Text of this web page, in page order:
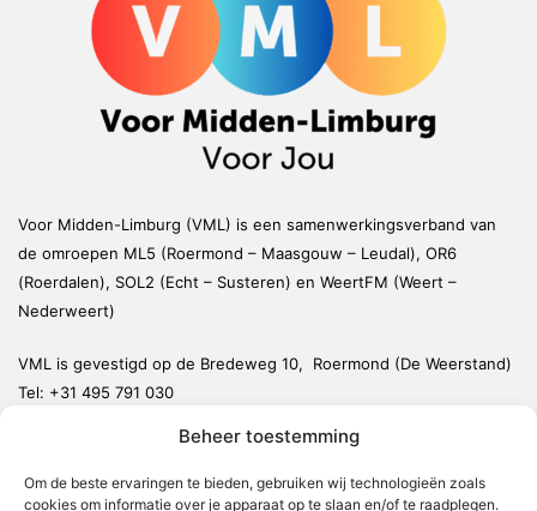
Beheer toestemming
Om de beste ervaringen te bieden, gebruiken wij technologieën zoals
cookies om informatie over je apparaat op te slaan en/of te raadplegen.
Voor Midden-Limburg (VML) is een samenwerkingsverband van
de omroepen ML5 (Roermond – Maasgouw – Leudal), OR6
(Roerdalen), SOL2 (Echt – Susteren) en WeertFM (Weert –
Nederweert)
VML is gevestigd op de Bredeweg 10, Roermond (De Weerstand)
Tel: +31 495 791 030
Weert